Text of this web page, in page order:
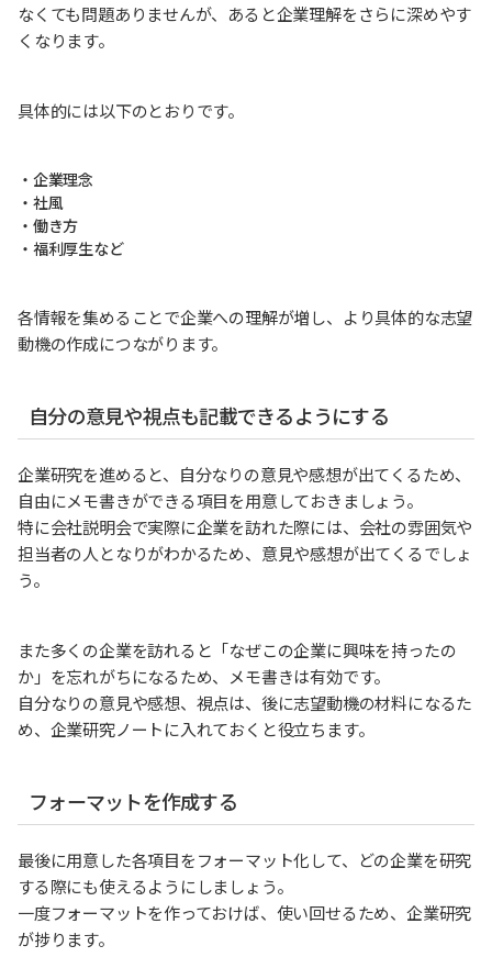
なくても問題ありませんが、あると企業理解をさらに深めやす
くなります。
具体的には以下のとおりです。
・企業理念
・社風
・働き方
・福利厚生など
各情報を集めることで企業への理解が増し、より具体的な志望
動機の作成につながります。
自分の意見や視点も記載できるようにする
企業研究を進めると、自分なりの意見や感想が出てくるため、
自由にメモ書きができる項目を用意しておきましょう。
特に会社説明会で実際に企業を訪れた際には、会社の雰囲気や
担当者の人となりがわかるため、意見や感想が出てくるでしょ
う。
また多くの企業を訪れると「なぜこの企業に興味を持ったの
か」を忘れがちになるため、メモ書きは有効です。
自分なりの意見や感想、視点は、後に志望動機の材料になるた
め、企業研究ノートに入れておくと役立ちます。
フォーマットを作成する
最後に用意した各項目をフォーマット化して、どの企業を研究
する際にも使えるようにしましょう。
一度フォーマットを作っておけば、使い回せるため、企業研究
が捗ります。